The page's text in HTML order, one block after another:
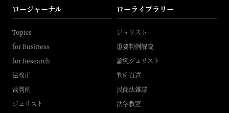
ロージャーナル
Topics
for Business
for Research
法改正
裁判例
ジュリスト
ローライブラリー
ジュリスト
重要判例解説
論究ジュリスト
判例百選
民商法雑誌
法学教室